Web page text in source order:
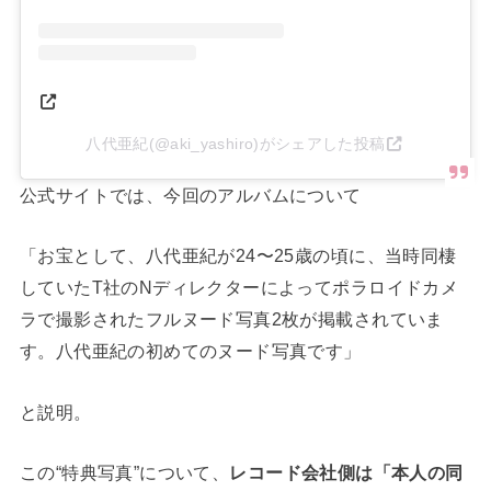
八代亜紀(@aki_yashiro)がシェアした投稿
公式サイトでは、今回のアルバムについて
「お宝として、八代亜紀が24〜25歳の頃に、当時同棲
していたT社のNディレクターによってポラロイドカメ
ラで撮影されたフルヌード写真2枚が掲載されていま
す。八代亜紀の初めてのヌード写真です」
と説明。
この“特典写真”について、 レコード会社側は「本人の同